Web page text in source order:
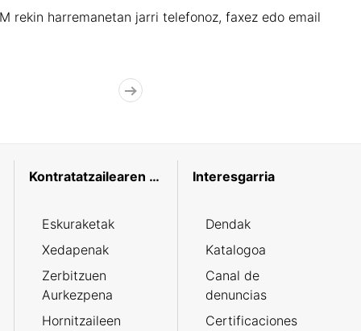
rekin harremanetan jarri telefonoz, faxez edo email
Kontratatzailearen profila
Eskuraketak
Xedapenak
Zerbitzuen
Aurkezpena
Hornitzaileen
Interesgarria
Dendak
Katalogoa
Canal de
denuncias
Certificaciones